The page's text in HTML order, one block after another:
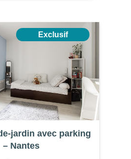
Exclusif
jardin avec parking
– Nantes